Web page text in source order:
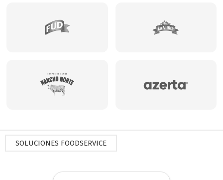
SOLUCIONES FOODSERVICE